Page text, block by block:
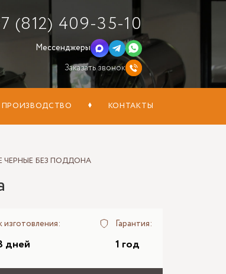
(812) 409-35-10
Мессенджеры
Заказать звонок
КОНТАКТЫ
БЕЗ ПОДДОНА
изготовления:
дней
Гарантия:
1 год